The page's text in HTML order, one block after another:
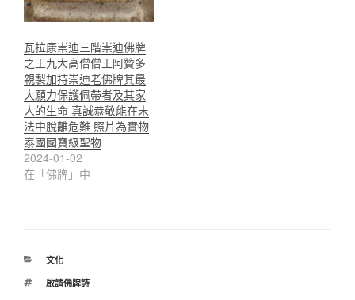
瓦拉康崇迪三階崇迪佛牌
之王九大高僧僧王阿贊多
親製加持崇迪老佛牌其最
大願力保護佩帶者及其家
人的生命 真誠恭敬能在末
法中脫離危難 照片為實物
泰國國寶級聖物
2024-01-02
在「佛牌」中
分
文化
標
啟請佛牌詩